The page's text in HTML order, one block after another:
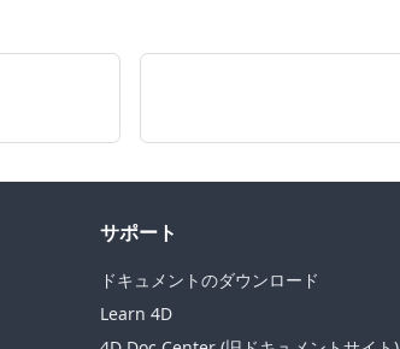
サポート
ドキュメントのダウンロード
Learn 4D